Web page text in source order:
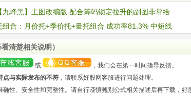
九峰黑】主图改编版 配合筹码锁定拉升的副图非常给
组合：月价托+季价托+量托组合 成功率81.3% 中短线
清楚相关说明）
或
，我们会在第一时间指导反馈。
点与实际发布的不符 ，请联系好股网客服进行问题处理。
性、安全性和完整性。请自行谨慎甄别公式相关描述后再下载，好